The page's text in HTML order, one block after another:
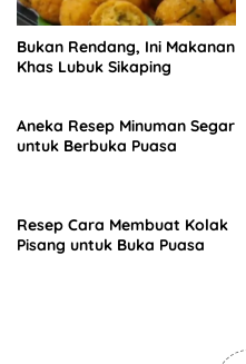
Bukan Rendang, Ini Makanan
Khas Lubuk Sikaping
Aneka Resep Minuman Segar
untuk Berbuka Puasa
Resep Cara Membuat Kolak
Pisang untuk Buka Puasa